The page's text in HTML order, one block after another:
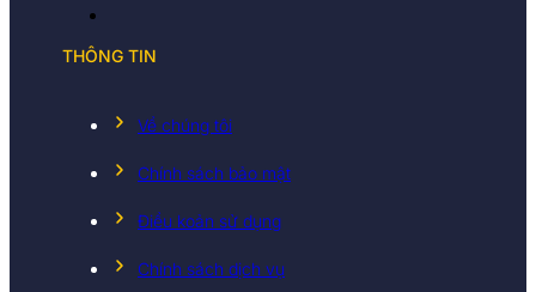
THÔNG TIN
Về chúng tôi
Chính sách bảo mật
Điều koản sử dụng
Chính sách dịch vụ